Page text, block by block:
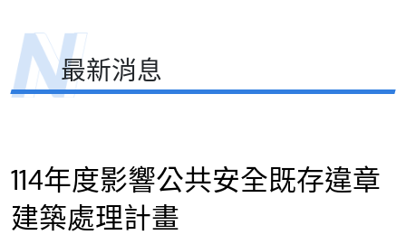
最新消息
114年度影響公共安全既存違章
建築處理計畫